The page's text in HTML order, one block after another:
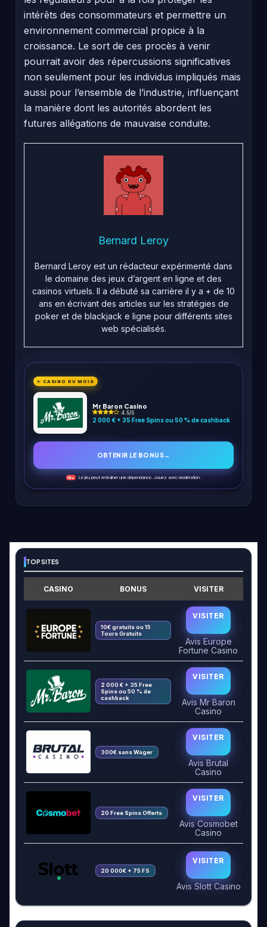
intérêts des consommateurs et permettre un
environnement commercial propice à la
croissance. Le sort de ces procès à venir
pourrait avoir des répercussions significatives
non seulement pour les individus impliqués mais
aussi pour l’ensemble de l’industrie, influençant
la manière dont les autorités abordent les
futures allégations de mauvaise conduite.
Bernard Leroy
Bernard Leroy est un rédacteur expérimenté dans
le domaine des jeux d’argent en ligne et des
casinos virtuels. Il a débuté sa carrière il y a + de 10
ans en écrivant des articles sur les stratégies de
poker et de blackjack e ligne pour différents sites
web spécialisés.
✨ CASINO DU MOIS
Mr Baron Casino
4.5/5
2 000 € + 35 Free Spins ou 50 % de cashback
OBTENIR LE BONUS→
18+ Le jeu peut entraîner une dépendance. Jouez avec modération.
TOP SITES
CASINO BONUS VISITER
10€ gratuits ou 15
Tours Gratuits
VISITER
Avis Europe
Fortune Casino
2 000 € + 35 Free
Spins ou 50 % de
cashback
VISITER
Avis Mr Baron
Casino
300€ sans Wager
VISITER
Avis Brutal
Casino
20 Free Spins Offerts
VISITER
Avis Cosmobet
Casino
20 000€ + 75 FS
VISITER
Avis Slott Casino